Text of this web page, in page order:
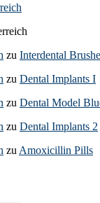
zu Interdental
zu Dental Implants I
zu Dental Model
zu Dental Implants 2
zu Amoxicillin Pills